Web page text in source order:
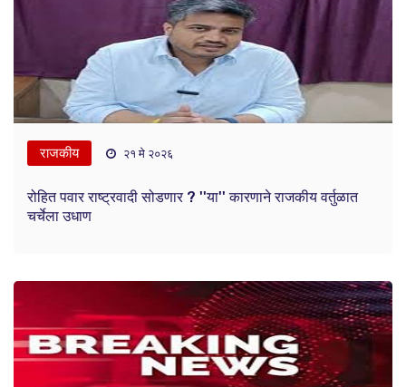
राजकीय २१ मे २०२६
रोहित पवार राष्ट्रवादी सोडणार ? ''या'' कारणाने राजकीय वर्तुळात
चर्चेला उधाण